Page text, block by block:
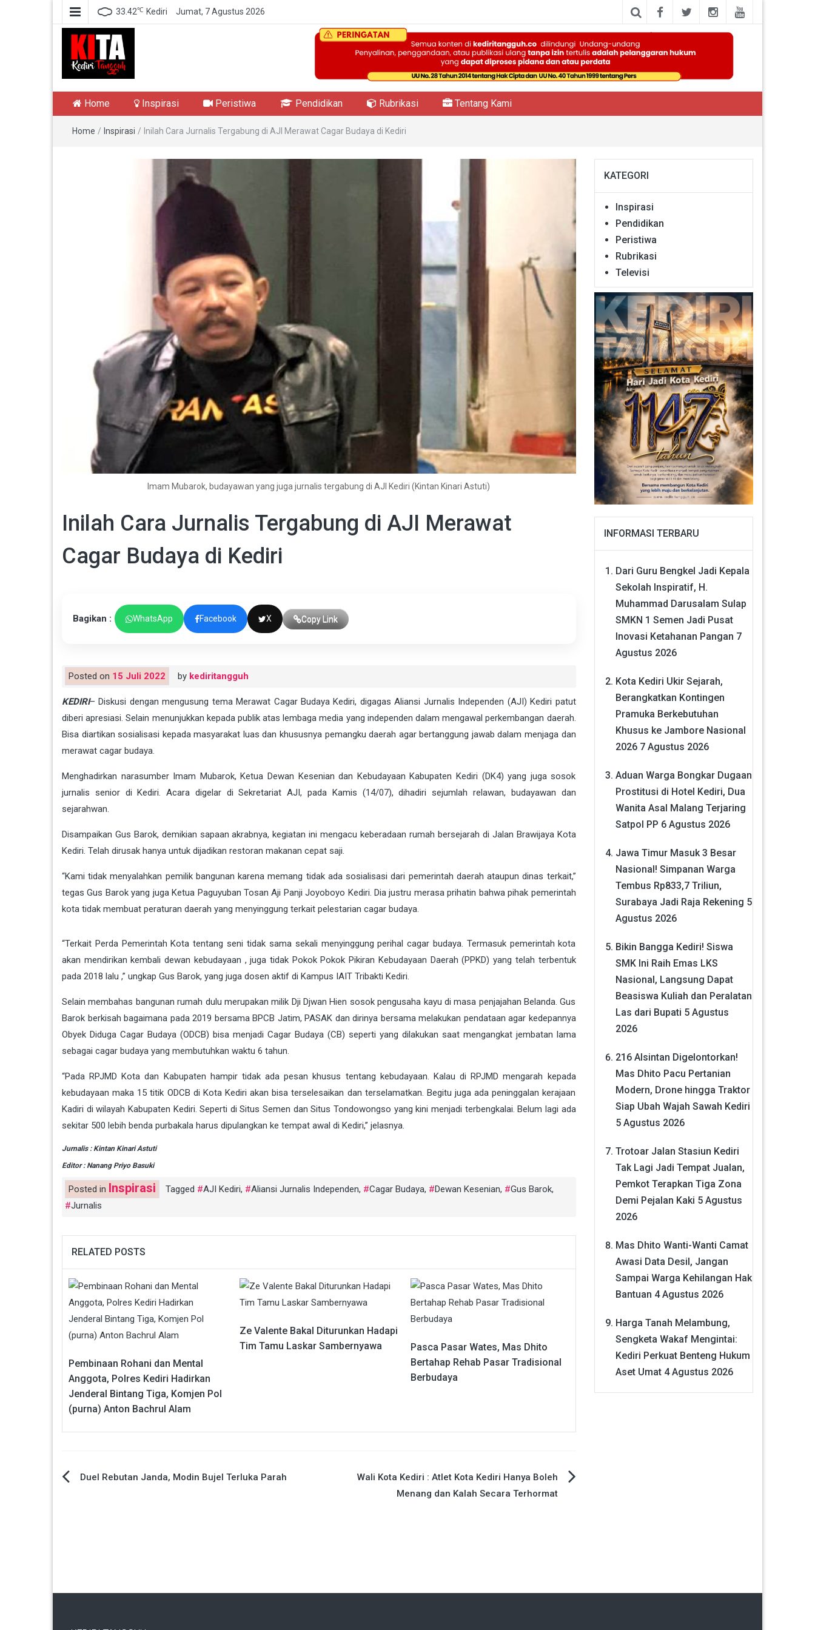
33.42℃ Kediri Jumat, 7 Agustus 2026
Kediri Tangguh
Home Inspirasi Peristiwa Pendidikan Rubrikasi Tentang Kami
Home / Inspirasi / Inilah Cara Jurnalis Tergabung di AJI Merawat Cagar Budaya di Kediri
Imam Mubarok, budayawan yang juga jurnalis tergabung di AJI Kediri (Kintan Kinari Astuti)
Inilah Cara Jurnalis Tergabung di AJI Merawat
Cagar Budaya di Kediri
Bagikan : WhatsApp Facebook X Copy Link
Posted on 15 Juli 2022 by kediritangguh
KEDIRI– Diskusi dengan mengusung tema Merawat Cagar Budaya Kediri, digagas Aliansi Jurnalis Independen (AJI) Kediri patut
diberi apresiasi. Selain menunjukkan kepada publik atas lembaga media yang independen dalam mengawal perkembangan daerah.
Bisa diartikan sosialisasi kepada masyarakat luas dan khususnya pemangku daerah agar bertanggung jawab dalam menjaga dan
merawat cagar budaya.
Menghadirkan narasumber Imam Mubarok, Ketua Dewan Kesenian dan Kebudayaan Kabupaten Kediri (DK4) yang juga sosok
jurnalis senior di Kediri. Acara digelar di Sekretariat AJI, pada Kamis (14/07), dihadiri sejumlah relawan, budayawan dan
sejarahwan.
Disampaikan Gus Barok, demikian sapaan akrabnya, kegiatan ini mengacu keberadaan rumah bersejarah di Jalan Brawijaya Kota
Kediri. Telah dirusak hanya untuk dijadikan restoran makanan cepat saji.
“Kami tidak menyalahkan pemilik bangunan karena memang tidak ada sosialisasi dari pemerintah daerah ataupun dinas terkait,”
tegas Gus Barok yang juga Ketua Paguyuban Tosan Aji Panji Joyoboyo Kediri. Dia justru merasa prihatin bahwa pihak pemerintah
kota tidak membuat peraturan daerah yang menyinggung terkait pelestarian cagar budaya.
“Terkait Perda Pemerintah Kota tentang seni tidak sama sekali menyinggung perihal cagar budaya. Termasuk pemerintah kota
akan mendirikan kembali dewan kebudayaan , juga tidak Pokok Pokok Pikiran Kebudayaan Daerah (PPKD) yang telah terbentuk
pada 2018 lalu ,” ungkap Gus Barok, yang juga dosen aktif di Kampus IAIT Tribakti Kediri.
Selain membahas bangunan rumah dulu merupakan milik Dji Djwan Hien sosok pengusaha kayu di masa penjajahan Belanda. Gus
Barok berkisah bagaimana pada 2019 bersama BPCB Jatim, PASAK dan dirinya bersama melakukan pendataan agar kedepannya
Obyek Diduga Cagar Budaya (ODCB) bisa menjadi Cagar Budaya (CB) seperti yang dilakukan saat mengangkat jembatan lama
sebagai cagar budaya yang membutuhkan waktu 6 tahun.
“Pada RPJMD Kota dan Kabupaten hampir tidak ada pesan khusus tentang kebudayaan. Kalau di RPJMD mengarah kepada
kebudayaan maka 15 titik ODCB di Kota Kediri akan bisa terselesaikan dan terselamatkan. Begitu juga ada peninggalan kerajaan
Kadiri di wilayah Kabupaten Kediri. Seperti di Situs Semen dan Situs Tondowongso yang kini menjadi terbengkalai. Belum lagi ada
sekitar 500 lebih benda purbakala harus dipulangkan ke tempat awal di Kediri,” jelasnya.
Jurnalis : Kintan Kinari Astuti
Editor : Nanang Priyo Basuki
Posted in Inspirasi Tagged AJI Kediri, Aliansi Jurnalis Independen, Cagar Budaya, Dewan Kesenian, Gus Barok,
Jurnalis
RELATED POSTS
Pembinaan Rohani dan Mental
Anggota, Polres Kediri Hadirkan
Jenderal Bintang Tiga, Komjen Pol
(purna) Anton Bachrul Alam
Ze Valente Bakal Diturunkan Hadapi
Tim Tamu Laskar Sambernyawa
Pasca Pasar Wates, Mas Dhito
Bertahap Rehab Pasar Tradisional
Berbudaya
Navigasi
Duel Rebutan Janda, Modin Bujel Terluka Parah
Wali Kota Kediri : Atlet Kota Kediri Hanya Boleh
Menang dan Kalah Secara Terhormat
KATEGORI
Inspirasi
Pendidikan
Peristiwa
Rubrikasi
Televisi
INFORMASI TERBARU
Dari Guru Bengkel Jadi Kepala
Sekolah Inspiratif, H.
Muhammad Darusalam Sulap
SMKN 1 Semen Jadi Pusat
Inovasi Ketahanan Pangan 7
Agustus 2026
Kota Kediri Ukir Sejarah,
Berangkatkan Kontingen
Pramuka Berkebutuhan
Khusus ke Jambore Nasional
2026 7 Agustus 2026
Aduan Warga Bongkar Dugaan
Prostitusi di Hotel Kediri, Dua
Wanita Asal Malang Terjaring
Satpol PP 6 Agustus 2026
Jawa Timur Masuk 3 Besar
Nasional! Simpanan Warga
Tembus Rp833,7 Triliun,
Surabaya Jadi Raja Rekening 5
Agustus 2026
Bikin Bangga Kediri! Siswa
SMK Ini Raih Emas LKS
Nasional, Langsung Dapat
Beasiswa Kuliah dan Peralatan
Las dari Bupati 5 Agustus
2026
216 Alsintan Digelontorkan!
Mas Dhito Pacu Pertanian
Modern, Drone hingga Traktor
Siap Ubah Wajah Sawah Kediri
5 Agustus 2026
Trotoar Jalan Stasiun Kediri
Tak Lagi Jadi Tempat Jualan,
Pemkot Terapkan Tiga Zona
Demi Pejalan Kaki 5 Agustus
2026
Mas Dhito Wanti-Wanti Camat
Awasi Data Desil, Jangan
Sampai Warga Kehilangan Hak
Bantuan 4 Agustus 2026
Harga Tanah Melambung,
Sengketa Wakaf Mengintai:
Kediri Perkuat Benteng Hukum
Aset Umat 4 Agustus 2026